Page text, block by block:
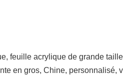
feuille acrylique de grande
en gros, Chine, personnalisé,